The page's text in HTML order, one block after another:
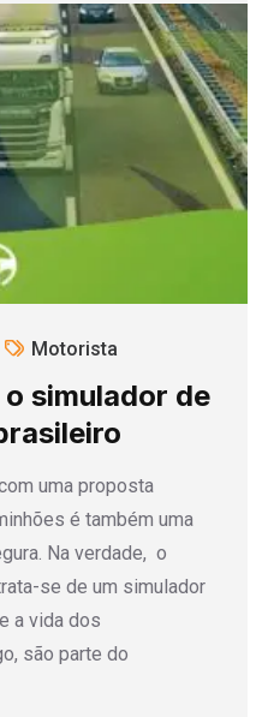
Motorista
simulador de
uma proposta
é também uma
Na verdade, o
se de um simulador
a vida dos
são parte do